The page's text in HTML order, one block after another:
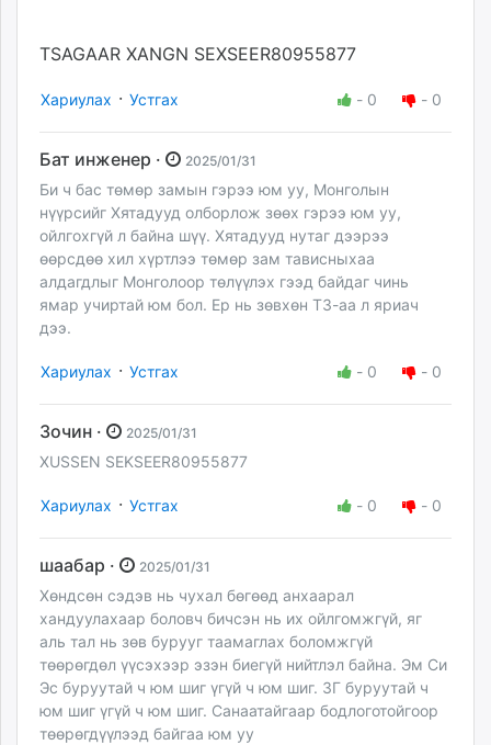
TSAGAAR XANGN SEXSEER80955877
Хариулах · Устгах - 0 - 0
Бат инженер · 2025/01/31
Би ч бас төмөр замын гэрээ юм уу, Монголын
нүүрсийг Хятадууд олборлож зөөх гэрээ юм уу,
ойлгохгүй л байна шүү. Хятадууд нутаг дээрээ
өөрсдөө хил хүртлээ төмөр зам тависныхаа
алдагдлыг Монголоор төлүүлэх гээд байдаг чинь
ямар учиртай юм бол. Ер нь зөвхөн ТЗ-аа л яриач
дээ.
Хариулах · Устгах - 0 - 0
Зочин · 2025/01/31
XUSSEN SEKSEER80955877
Хариулах · Устгах - 0 - 0
шаабар · 2025/01/31
Хөндсөн сэдэв нь чухал бөгөөд анхаарал
хандуулахаар боловч бичсэн нь их ойлгомжгүй, яг
аль тал нь зөв бурууг таамаглах боломжгүй
төөрөгдөл үүсэхээр эзэн биегүй нийтлэл байна. Эм Си
Эс буруутай ч юм шиг үгүй ч юм шиг. ЗГ буруутай ч
юм шиг үгүй ч юм шиг. Санаатайгаар бодлоготойгоор
төөрөгдүүлээд байгаа юм уу